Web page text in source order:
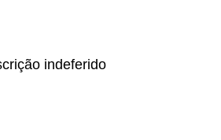
indeferido